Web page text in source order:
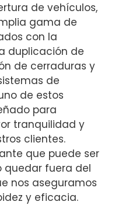
de vehículos,
gama de
con la
duplicación de
de cerraduras y
de
de estos
para
tranquilidad y
clientes.
que puede ser
quedar fuera del
nos aseguramos
y eficacia.